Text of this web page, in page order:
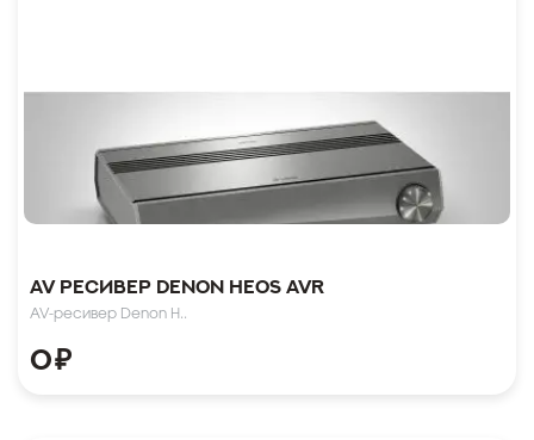
AV ресивер Denon HEOS AVR
AV-ресивер Denon H..
0₽